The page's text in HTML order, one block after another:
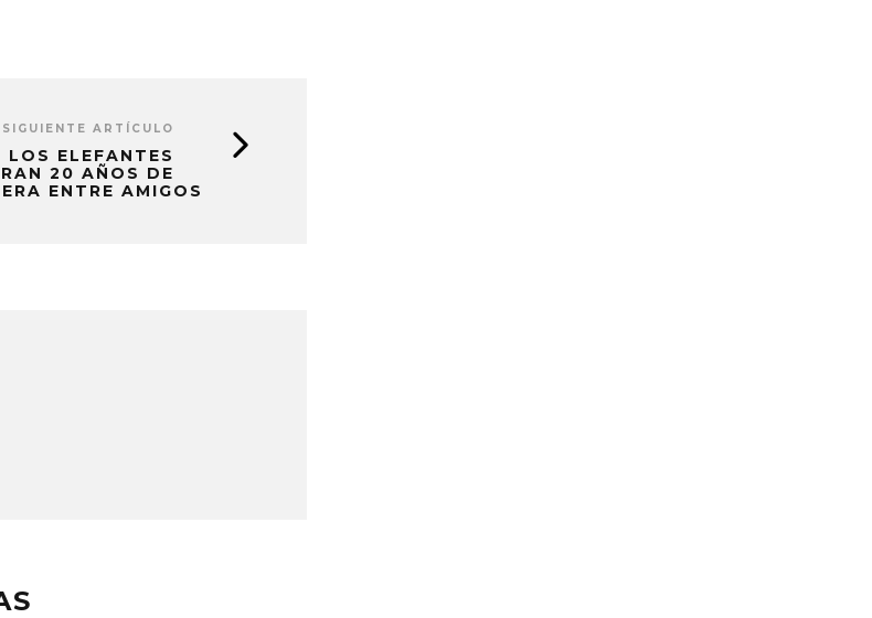
SIGUIENTE ARTÍCULO
LOS ELEFANTES
20 AÑOS DE
ENTRE AMIGOS